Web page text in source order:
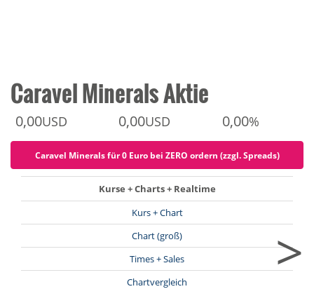
Caravel Minerals Aktie
0,00USD 0,00USD 0,00%
Caravel Minerals für 0 Euro bei ZERO ordern (zzgl. Spreads)
Kurse + Charts + Realtime
Kurs + Chart
Chart (groß)
Times + Sales
Chartvergleich
>